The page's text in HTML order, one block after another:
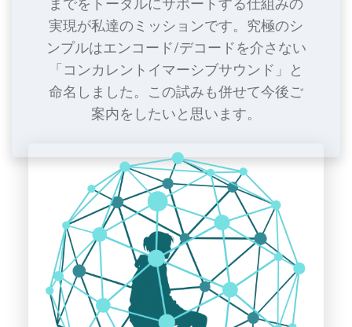
実現が私達のミッションです。究極のシ
ンプルはエンコード/デコードを介さない
「コンカレントイマーシブサウンド」と
命名しました。この試みも併せて今後ご
案内をしたいと思います。